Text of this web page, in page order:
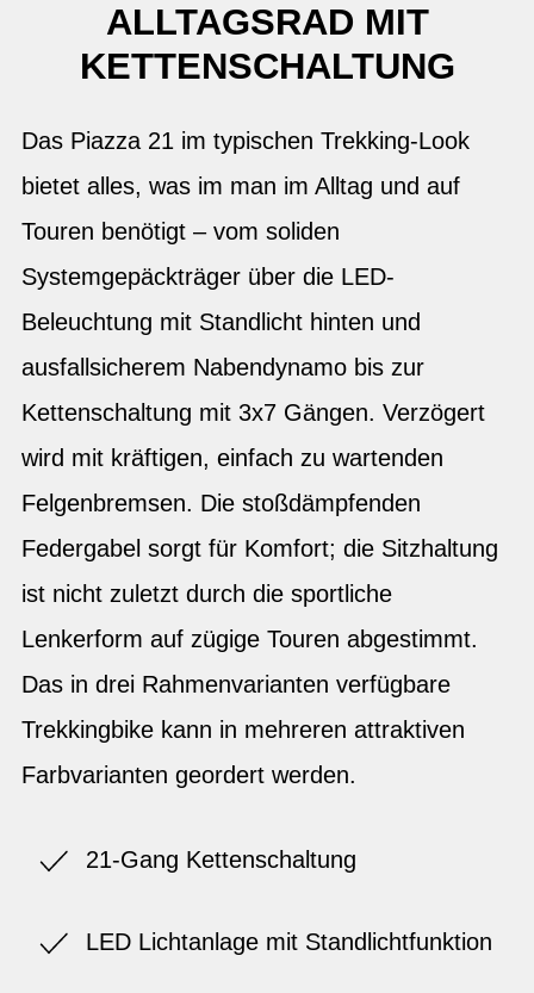
ALLTAGSRAD MIT
KETTENSCHALTUNG
Das Piazza 21 im typischen Trekking-Look
bietet alles, was im man im Alltag und auf
Touren benötigt – vom soliden
Systemgepäckträger über die LED-
Beleuchtung mit Standlicht hinten und
ausfallsicherem Nabendynamo bis zur
Kettenschaltung mit 3x7 Gängen. Verzögert
wird mit kräftigen, einfach zu wartenden
Felgenbremsen. Die stoßdämpfenden
Federgabel sorgt für Komfort; die Sitzhaltung
ist nicht zuletzt durch die sportliche
Lenkerform auf zügige Touren abgestimmt.
Das in drei Rahmenvarianten verfügbare
Trekkingbike kann in mehreren attraktiven
Farbvarianten geordert werden.
21-Gang Kettenschaltung
LED Lichtanlage mit Standlichtfunktion